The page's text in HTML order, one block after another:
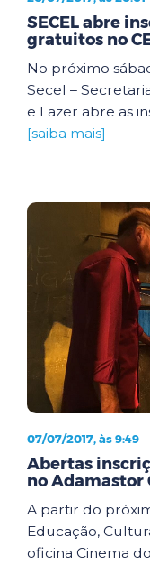
SECEL abre
gratuitos no
No próximo
Secel –
e Lazer abre as
[saiba mais]
07/07/2017, às 9:49
Abertas
no Adamastor
A partir do
Educação,
oficina Cinema